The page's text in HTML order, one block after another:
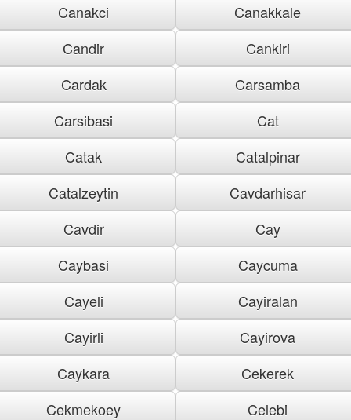
Canakci
Canakkale
Candir
Cankiri
Cardak
Carsamba
Carsibasi
Cat
Catak
Catalpinar
Catalzeytin
Cavdarhisar
Cavdir
Cay
Caybasi
Caycuma
Cayeli
Cayiralan
Cayirli
Cayirova
Caykara
Cekerek
Cekmekoey
Celebi